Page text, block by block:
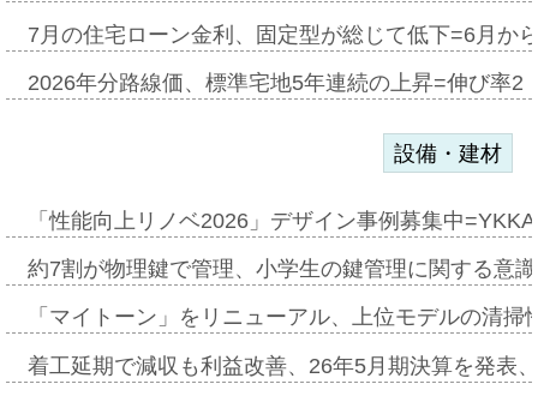
7月の住宅ローン金利、固定型が総じて低下=6月か
2026年分路線価、標準宅地5年連続の上昇=伸び率
設備・建材
「性能向上リノベ2026」デザイン事例募集中
約7割が物理鍵で管理、小学生の鍵管理に関する意
「マイトーン」をリニューアル、上位モデルの清
着工延期で減収も利益改善、26年5月期決算を発表